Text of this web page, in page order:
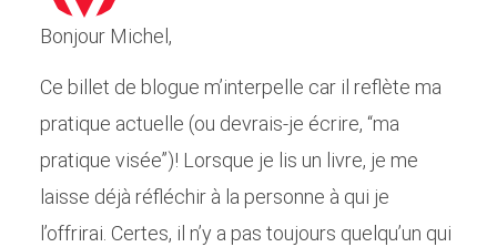
Bonjour Michel,
Ce billet de blogue m’interpelle car il reflète ma
pratique actuelle (ou devrais-je écrire, “ma
pratique visée”)! Lorsque je lis un livre, je me
laisse déjà réfléchir à la personne à qui je
l’offrirai. Certes, il n’y a pas toujours quelqu’un qui